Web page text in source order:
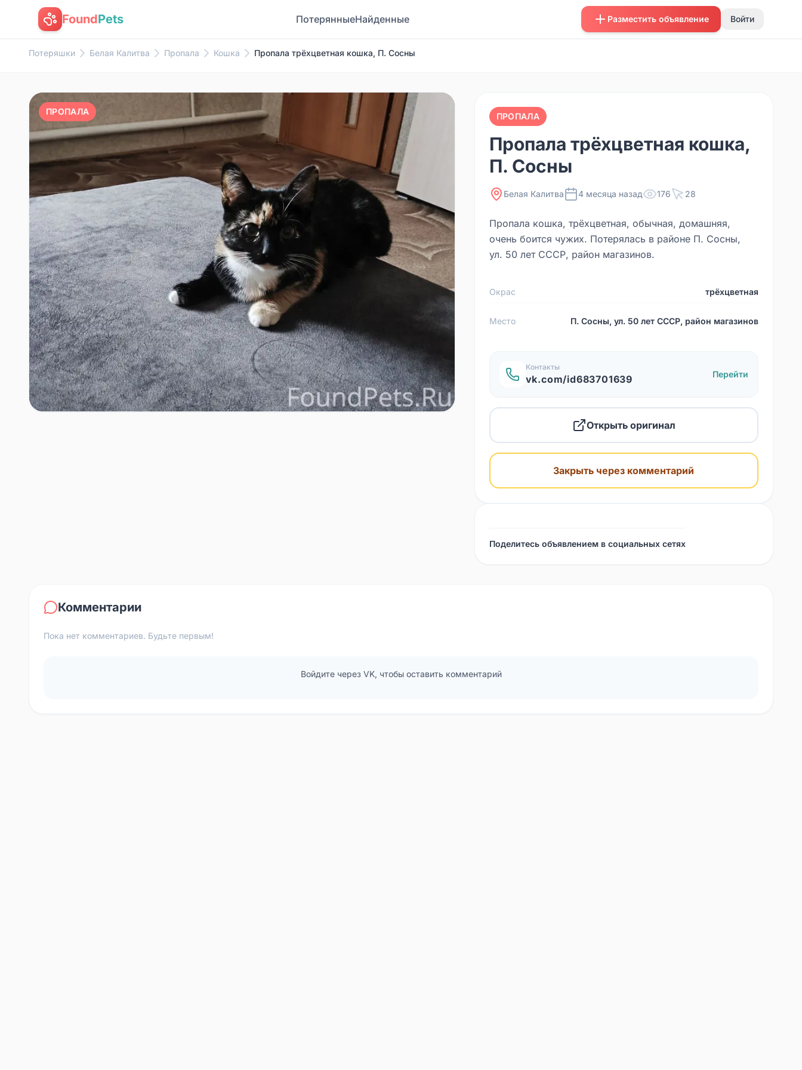
FoundPets ПотерянныеНайденные Разместить объявление Войти
Потеряшки Белая Калитва Пропала Кошка Пропала трёхцветная кошка, П. Сосны
ПРОПАЛА ПРОПАЛА
Пропала трёхцветная кошка,
П. Сосны
Белая Калитва 4 месяца назад 176 28
Пропала кошка, трёхцветная, обычная, домашняя,
очень боится чужих. Потерялась в районе П. Сосны,
ул. 50 лет СССР, район магазинов.
Окрас трёхцветная
Место П. Сосны, ул. 50 лет СССР, район магазинов
Контакты
vk.com/id683701639 Перейти
Открыть оригинал
Закрыть через комментарий
Поделитесь объявлением в социальных сетях
Комментарии
Пока нет комментариев. Будьте первым!
Войдите через VK, чтобы оставить комментарий